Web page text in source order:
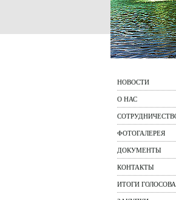
НОВОСТИ
О НАС
ФОТОГАЛЕРЕЯ
ДОКУМЕНТЫ
КОНТАКТЫ
ИТОГИ